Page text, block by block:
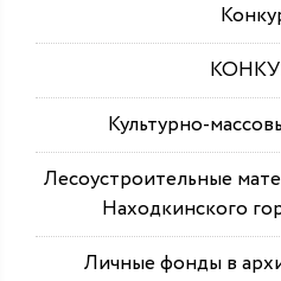
Культурно-
Лесоустроительные
Находкинского
Личные фонды в